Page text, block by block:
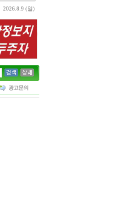
2026.8.9 (일)
광고문의